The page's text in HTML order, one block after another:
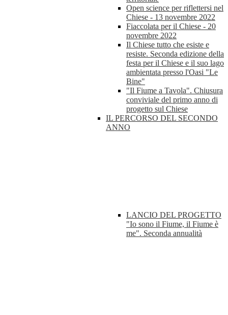
Open science per riflettersi nel
Chiese - 13 novembre 2022
Fiaccolata per il Chiese - 20
novembre 2022
Il Chiese tutto che esiste e
resiste. Seconda edizione della
festa per il Chiese e il suo lago
ambientata presso l'Oasi "Le
Bine"
"Il Fiume a Tavola". Chiusura
conviviale del primo anno di
progetto sul Chiese
IL PERCORSO DEL SECONDO
ANNO
LANCIO DEL PROGETTO
"Io sono il Fiume, il Fiume è
me". Seconda annualità